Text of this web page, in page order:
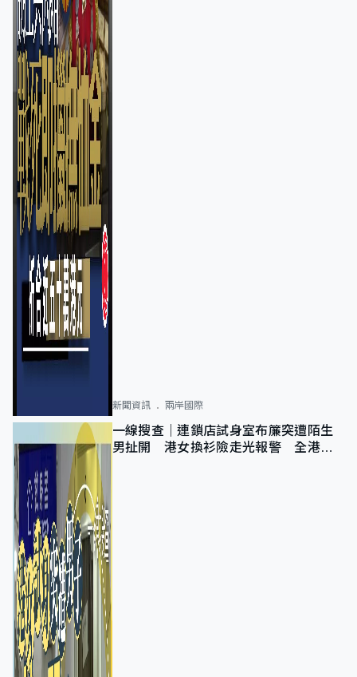
新聞資訊 兩岸國際
一線搜查｜連鎖店試身室布簾突遭陌生
男扯開 港女換衫險走光報警 全港分